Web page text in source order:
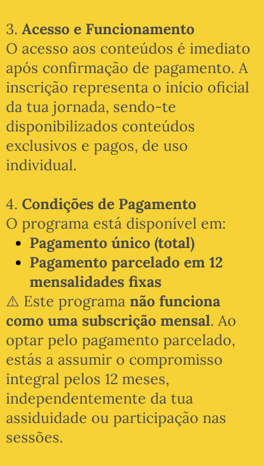
3. Acesso e Funcionamento
O acesso aos conteúdos é imediato
após confirmação de pagamento. A
inscrição representa o início oficial
da tua jornada, sendo-te
disponibilizados conteúdos
exclusivos e pagos, de uso
individual.
4. Condições de Pagamento
O programa está disponível em:
Pagamento único (total)
Pagamento parcelado em 12
mensalidades fixas
⚠️ Este programa não funciona
como uma subscrição mensal. Ao
optar pelo pagamento parcelado,
estás a assumir o compromisso
integral pelos 12 meses,
independentemente da tua
assiduidade ou participação nas
sessões.